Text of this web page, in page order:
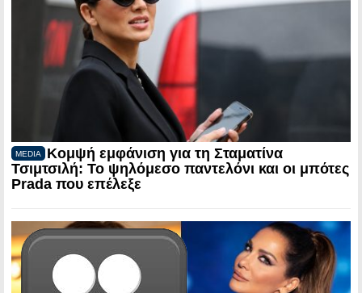
MEDIA
Κομψή εμφάνιση για τη Σταματίνα
Τσιμτσιλή: Το ψηλόμεσο παντελόνι και οι μπότες
Prada που επέλεξε